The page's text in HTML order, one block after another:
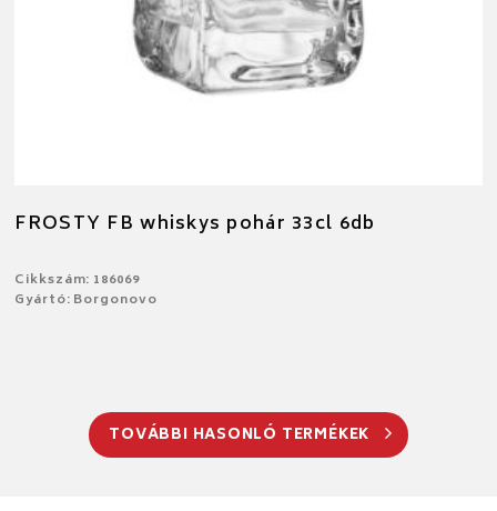
FROSTY FB whiskys pohár 33cl 6db
Cikkszám: 186069
Gyártó: Borgonovo
TOVÁBBI HASONLÓ TERMÉKEK